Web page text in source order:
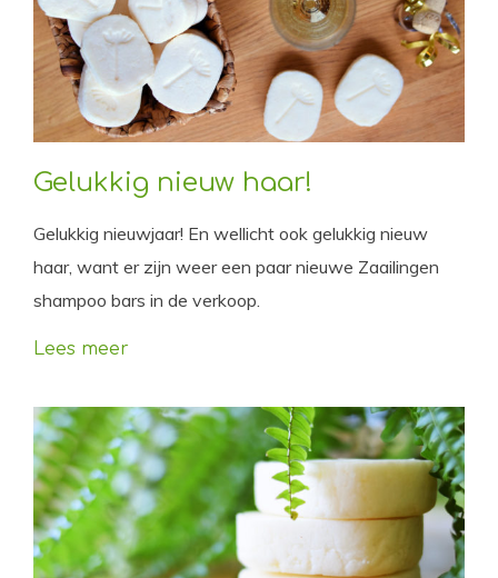
Gelukkig nieuw haar!
Gelukkig nieuwjaar! En wellicht ook gelukkig nieuw
haar, want er zijn weer een paar nieuwe Zaailingen
shampoo bars in de verkoop.
Lees meer